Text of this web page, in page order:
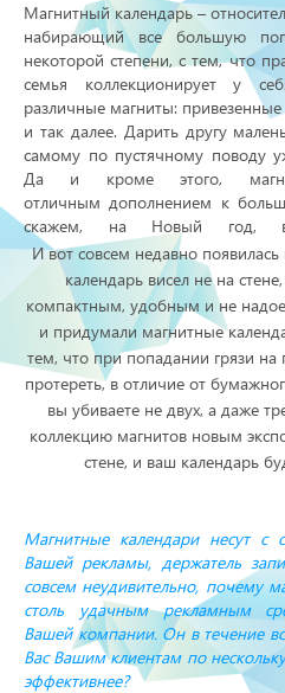
Магнитный календарь –
набирающий все большую
некоторой степени, с тем, что
семья коллекционирует у
различные магниты:
и так далее. Дарить другу
самому по пустячному поводу
Да и кроме этого,
отличным дополнением к
скажем, на Новый год,
И вот совсем недавно появилась
календарь висел не на
компактным, удобным и не
и придумали магнитные
тем, что при попадании грязи
протереть, в отличие от
вы убиваете не двух, а даже
коллекцию магнитов новым
стене, и ваш календарь
Магнитные календари несут с
Вашей рекламы, держатель
совсем неудивительно, почему
столь удачным рекламным
Вашей компании. Он в течение
Вас Вашим клиентам по
эффективнее?